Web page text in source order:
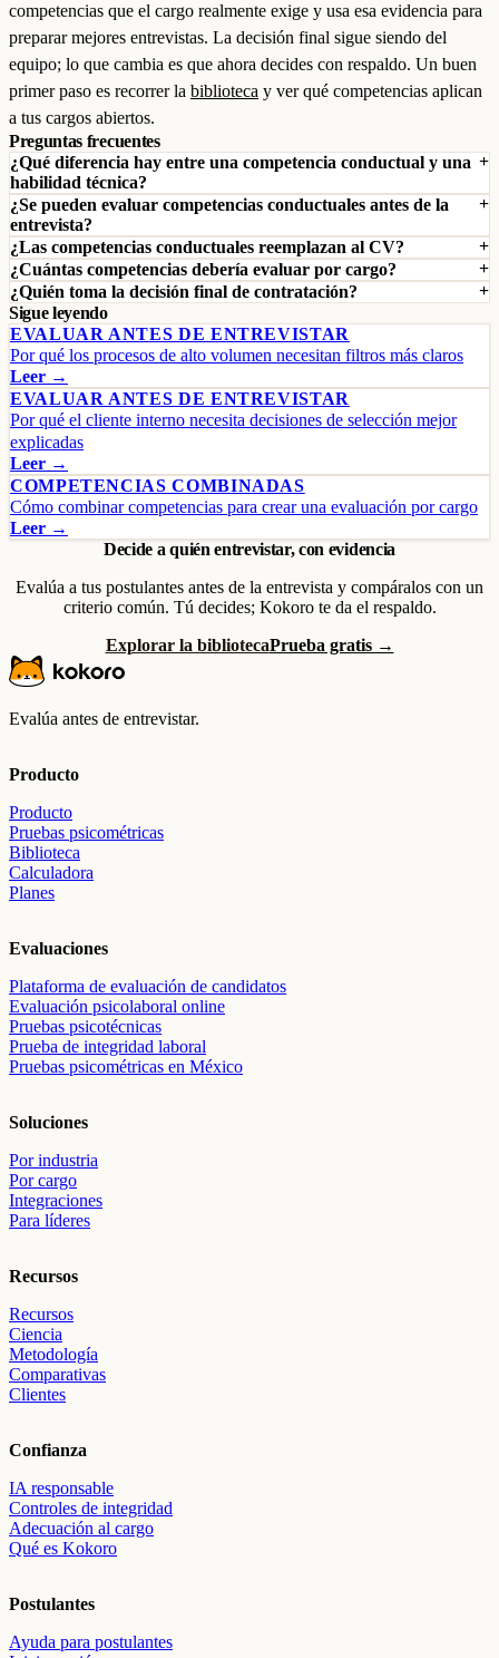
competencias que el cargo realmente exige y usa esa evidencia para
preparar mejores entrevistas. La decisión final sigue siendo del
equipo; lo que cambia es que ahora decides con respaldo. Un buen
primer paso es recorrer la biblioteca y ver qué competencias aplican
a tus cargos abiertos.
Preguntas frecuentes
¿Qué diferencia hay entre una competencia conductual y una
habilidad técnica?
¿Se pueden evaluar competencias conductuales antes de la
entrevista?
¿Las competencias conductuales reemplazan al CV?
¿Cuántas competencias debería evaluar por cargo?
¿Quién toma la decisión final de contratación?
Sigue leyendo
EVALUAR ANTES DE ENTREVISTAR
Por qué los procesos de alto volumen necesitan filtros más claros
Leer →
EVALUAR ANTES DE ENTREVISTAR
Por qué el cliente interno necesita decisiones de selección mejor
explicadas
Leer →
COMPETENCIAS COMBINADAS
Cómo combinar competencias para crear una evaluación por cargo
Leer →
Decide a quién entrevistar, con evidencia
Evalúa a tus postulantes antes de la entrevista y compáralos con un
criterio común. Tú decides; Kokoro te da el respaldo.
Explorar la bibliotecaPrueba gratis →
Evalúa antes de entrevistar.
Producto
Producto
Pruebas psicométricas
Biblioteca
Calculadora
Planes
Evaluaciones
Plataforma de evaluación de candidatos
Evaluación psicolaboral online
Pruebas psicotécnicas
Prueba de integridad laboral
Pruebas psicométricas en México
Soluciones
Por industria
Por cargo
Integraciones
Para líderes
Recursos
Recursos
Ciencia
Metodología
Comparativas
Clientes
Confianza
IA responsable
Controles de integridad
Adecuación al cargo
Qué es Kokoro
Postulantes
Ayuda para postulantes